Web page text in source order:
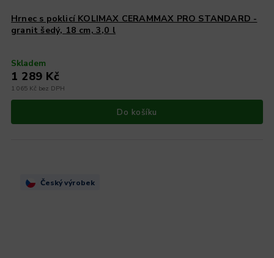
Hrnec s poklicí KOLIMAX CERAMMAX PRO STANDARD -
granit šedý, 18 cm, 3,0 l
Skladem
1 065 Kč bez DPH
1 289 Kč
Do košíku
Český výrobek